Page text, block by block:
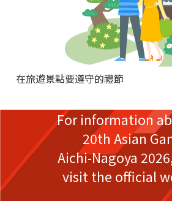
在旅遊景點要遵守的禮節
For information
20th Asian
Aichi-Nagoya
visit the official